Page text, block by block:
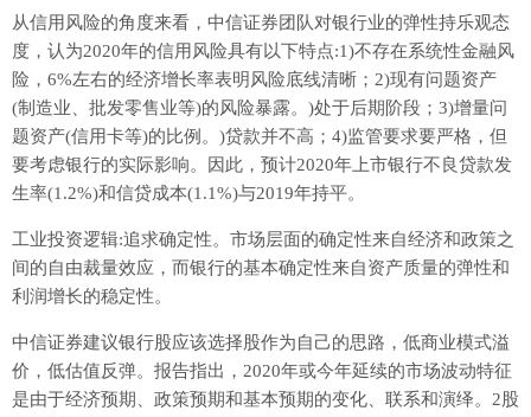
从信用风险的角度来看，中信证券团队对银行业的弹性持乐观态
度，认为2020年的信用风险具有以下特点:1)不存在系统性金融风
险，6%左右的经济增长率表明风险底线清晰；2)现有问题资产
(制造业、批发零售业等)的风险暴露。)处于后期阶段；3)增量问
题资产(信用卡等)的比例。)贷款并不高；4)监管要求要严格，但
要考虑银行的实际影响。因此，预计2020年上市银行不良贷款发
生率(1.2%)和信贷成本(1.1%)与2019年持平。
工业投资逻辑:追求确定性。市场层面的确定性来自经济和政策之
间的自由裁量效应，而银行的基本确定性来自资产质量的弹性和
利润增长的稳定性。
中信证券建议银行股应该选择股作为自己的思路，低商业模式溢
价，低估值反弹。报告指出，2020年或今年延续的市场波动特征
是由于经济预期、政策预期和基本预期的变化、联系和演绎。2股